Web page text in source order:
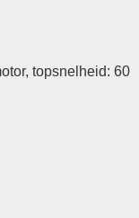
topsnelheid: 60